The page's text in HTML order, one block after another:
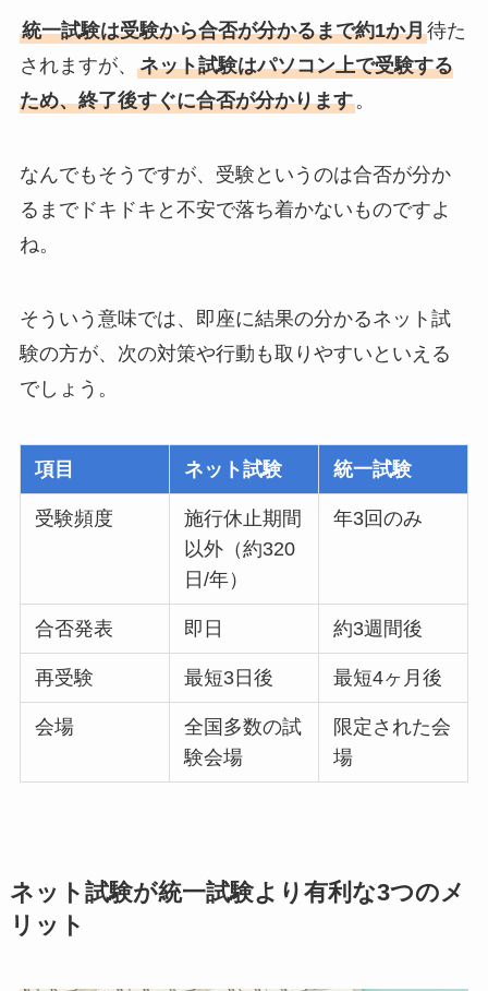
統一試験は受験から合否が分かるまで約1か月待た
されますが、 ネット試験はパソコン上で受験する
ため、終了後すぐに合否が分かります。
なんでもそうですが、受験というのは合否が分か
るまでドキドキと不安で落ち着かないものですよ
ね。
そういう意味では、即座に結果の分かるネット試
験の方が、次の対策や行動も取りやすいといえる
でしょう。
項目 ネット試験 統一試験
受験頻度
施行休止期間
以外（約320
日/年）
年3回のみ
合否発表 即日 約3週間後
再受験 最短3日後 最短4ヶ月後
会場
全国多数の試
験会場
限定された会
場
ネット試験が統一試験より有利な3つのメ
リット